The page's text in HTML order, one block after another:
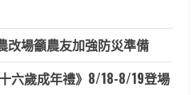
改場籲農友加強防災準備
六歲成年禮》8/18-8/19登場